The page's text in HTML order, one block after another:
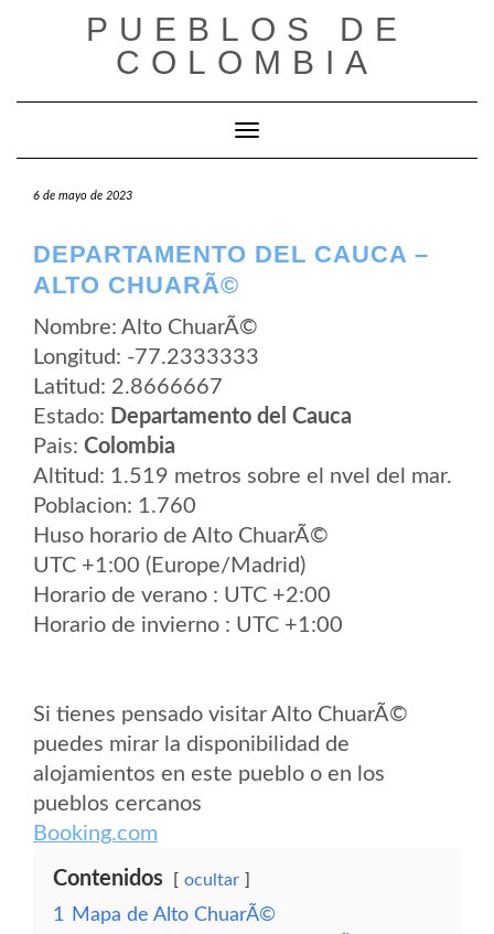
PUEBLOS DE
COLOMBIA
Cambiar modo de navegación
6 de mayo de 2023
DEPARTAMENTO DEL CAUCA –
ALTO CHUARÃ©
Nombre: Alto ChuarÃ©
Longitud: -77.2333333
Latitud: 2.8666667
Estado: Departamento del Cauca
Pais: Colombia
Altitud: 1.519 metros sobre el nvel del mar.
Poblacion: 1.760
Huso horario de Alto ChuarÃ©
UTC +1:00 (Europe/Madrid)
Horario de verano : UTC +2:00
Horario de invierno : UTC +1:00
Si tienes pensado visitar Alto ChuarÃ©
puedes mirar la disponibilidad de
alojamientos en este pueblo o en los
pueblos cercanos
Booking.com
Contenidos ocultar
1
Mapa de Alto ChuarÃ©